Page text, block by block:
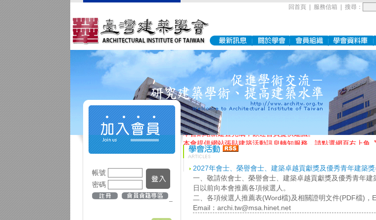
回首頁 服務信箱 | 搜尋：
帳號
密碼
本會網站新建置完成，歡迎會員提供建議。
本會提供網站張貼建築活動訊息轉知服務，請點選網頁右上角
2027年會士、榮譽會士、建築卓越貢獻獎及優秀青年建築
一、敬請依會士、榮譽會士、建築卓越貢獻獎及優秀青年
日以前向本會推薦各項候選人。
二、各項候選人推薦表(Word檔)及相關證明文件(PDF檔)，
Email：archi.tw@msa.hinet.net